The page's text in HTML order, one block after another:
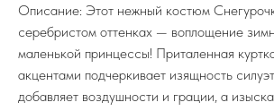
Описание: Этот нежный костюм
серебристом оттенках — воплощение
маленькой принцессы! Приталенная
акцентами подчеркивает изящность
добавляет воздушности и грации, а